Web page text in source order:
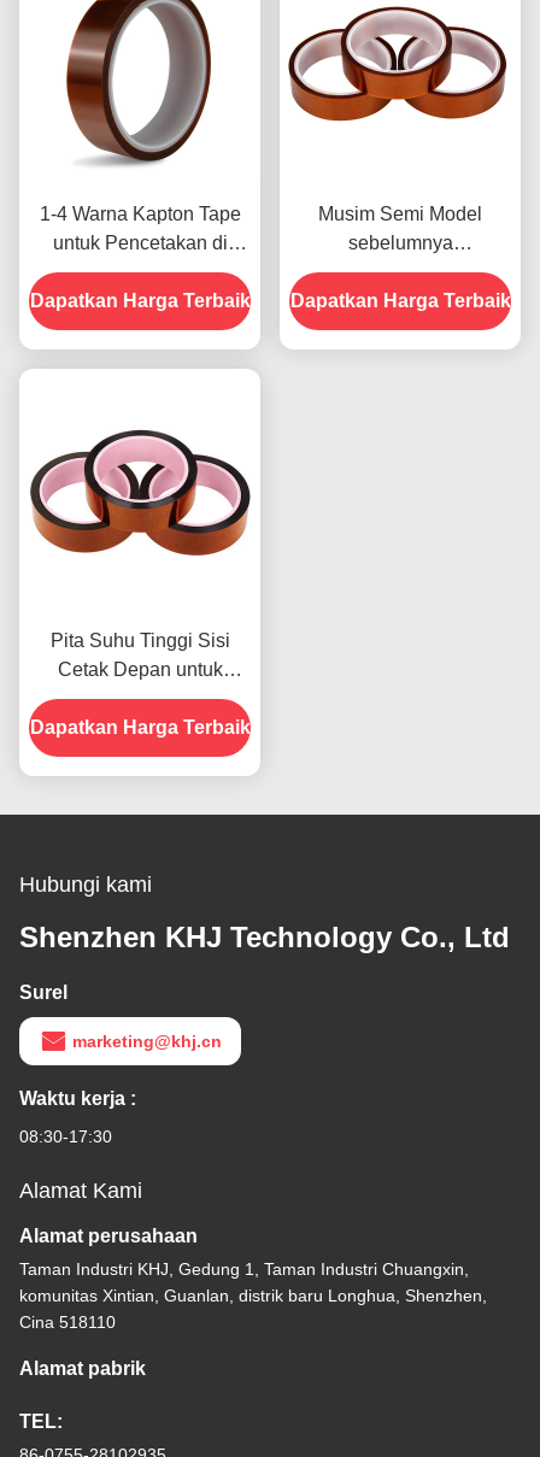
1-4 Warna Kapton Tape
untuk Pencetakan di
Bagian Depan
Dapatkan Harga Terbaik
Musim Semi Model
sebelumnya
menampilkan Ketahanan
Terhadap Kelembaban
dan Kekuatan Kupas
Dapatkan Harga Terbaik
Pita Suhu Tinggi Sisi
Cetak Depan untuk
Produk Dalam Stok
Dapatkan Harga Terbaik
Hubungi kami
Shenzhen KHJ Technology Co., Ltd
Surel
marketing@khj.cn
Waktu kerja :
08:30-17:30
Alamat Kami
Alamat perusahaan
Taman Industri KHJ, Gedung 1, Taman Industri Chuangxin,
komunitas Xintian, Guanlan, distrik baru Longhua, Shenzhen,
Cina 518110
Alamat pabrik
TEL: